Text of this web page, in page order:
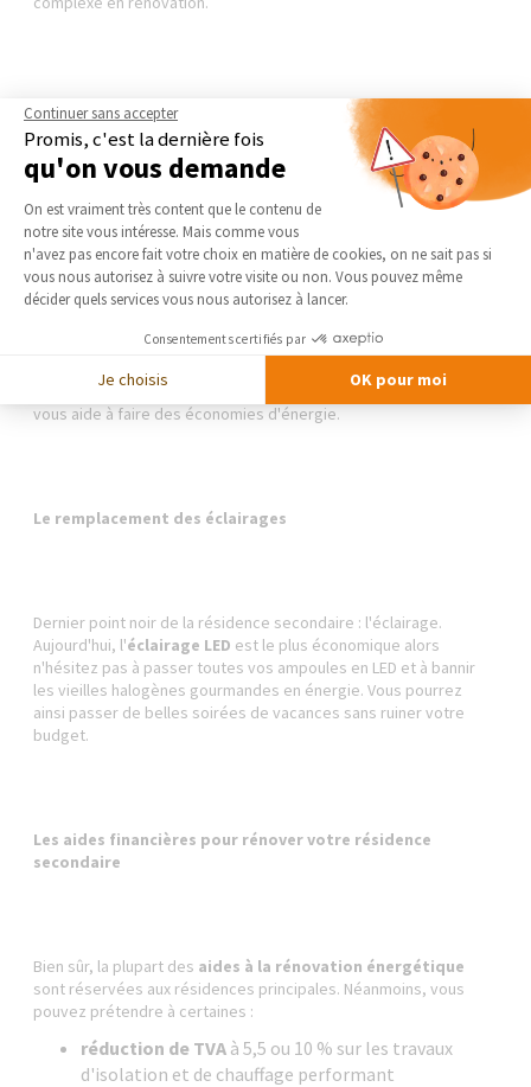
La pose d'un système de chauffage et d'eau chaude
performant et écologique
Principale consommation d'énergie, le chauffage mérite un
remplacement car on le néglige bien souvent dans une
résidence secondaire et on se contente d'une cheminée ouverte
et de convecteurs électriques. Ces solutions de chauffage sont
une pompe à chaleur aérothermique(PAC air-air ou PAC air-
eau), un insert et/ou une chaudière nouvelle génération, des
radiateurs à inertie, un ballon d'eau chaude thermodynamique…
vous aide à faire des économies d'énergie.
Le remplacement des éclairages
Dernier point noir de la résidence secondaire : l'éclairage.
Aujourd'hui, l'éclairage LED est le plus économique alors
n'hésitez pas à passer toutes vos ampoules en LED et à bannir
les vieilles halogènes gourmandes en énergie. Vous pourrez
ainsi passer de belles soirées de vacances sans ruiner votre
budget.
Les aides financières pour rénover votre résidence
secondaire
Bien sûr, la plupart des aides à la rénovation énergétique
sont réservées aux résidences principales. Néanmoins, vous
pouvez prétendre à certaines :
réduction de TVA à 5,5 ou 10 % sur les travaux
d'isolation et de chauffage performant
Continuer sans accepter
Promis, c'est la dernière fois
qu'on vous demande
Plateforme de Gestion du
On est vraiment très content que le contenu de
notre site vous intéresse. Mais comme vous
n'avez pas encore fait votre choix en matière de cookies, on ne sait pas si
vous nous autorisez à suivre votre visite ou non. Vous pouvez même
décider quels services vous nous autorisez à lancer.
Consentements certifiés par
Je choisis OK pour moi
Axeptio consent